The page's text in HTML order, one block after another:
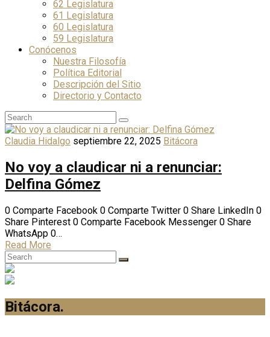
62 Legislatura
61 Legislatura
60 Legislatura
59 Legislatura
Conócenos
Nuestra Filosofía
Política Editorial
Descripción del Sitio
Directorio y Contacto
Claudia Hidalgo septiembre 22, 2025 Bitácora
No voy a claudicar ni a renunciar:
Delfina Gómez
0 Comparte Facebook 0 Comparte Twitter 0 Share LinkedIn 0
Share Pinterest 0 Comparte Facebook Messenger 0 Share
WhatsApp 0…
Read More
Bitácora.